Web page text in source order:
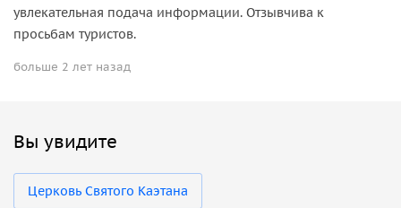
увлекательная подача информации. Отзывчива к
просьбам туристов.
больше 2 лет назад
Вы увидите
Церковь Святого Каэтана